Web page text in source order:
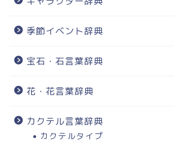
季節イベント辞典
宝石・石言葉辞典
花・花言葉辞典
カクテル言葉辞典
カクテルタイプ